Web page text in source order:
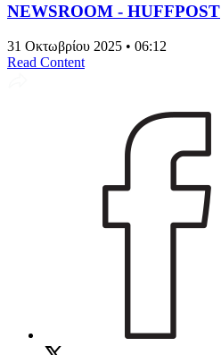
NEWSROOM - HUFFPOST
31 Οκτωβρίου 2025 • 06:12
Read Content